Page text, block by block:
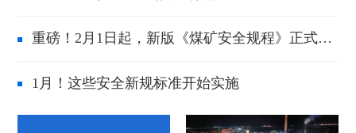
重磅！2月1日起，新版《煤矿安全规程》正式施行！
1月！这些安全新规标准开始实施